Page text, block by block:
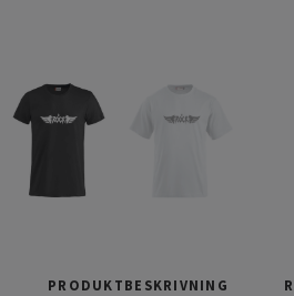
PRODUKTBESKRIVNING